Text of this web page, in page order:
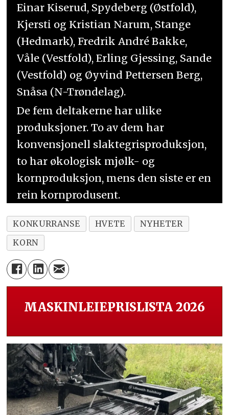
Einar Kiserud, Spydeberg (Østfold),
Kjersti og Kristian Narum, Stange
(Hedmark), Fredrik André Bakke,
Våle (Vestfold), Erling Gjessing, Sande
(Vestfold) og Øyvind Pettersen Berg,
Snåsa (N-Trøndelag).
De fem deltakerne har ulike
produksjoner. To av dem har
konvensjonell slaktegrisproduksjon,
to har økologisk mjølk- og
kornproduksjon, mens den siste er en
rein kornprodusent.
KONKURRANSE HVETE
NYHETER
KORN
MASKINLEIEPRISLISTA 2026